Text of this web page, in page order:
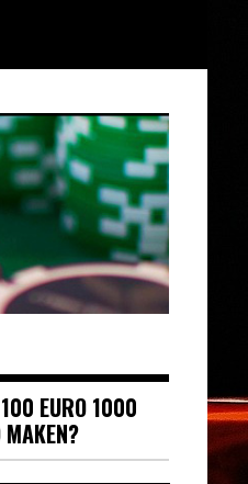
EURO 1000
MAKEN?